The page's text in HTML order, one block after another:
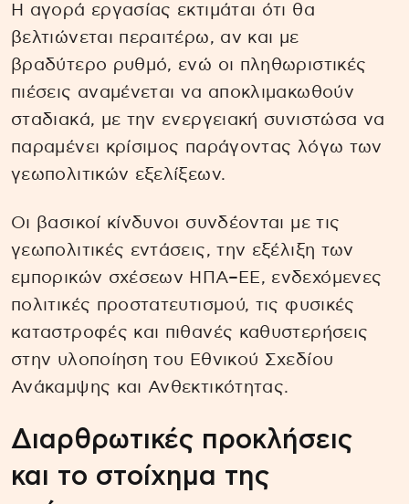
Η αγορά εργασίας εκτιμάται ότι θα
βελτιώνεται περαιτέρω, αν και με
βραδύτερο ρυθμό, ενώ οι πληθωριστικές
πιέσεις αναμένεται να αποκλιμακωθούν
σταδιακά, με την ενεργειακή συνιστώσα να
παραμένει κρίσιμος παράγοντας λόγω των
γεωπολιτικών εξελίξεων.
Οι βασικοί κίνδυνοι συνδέονται με τις
γεωπολιτικές εντάσεις, την εξέλιξη των
εμπορικών σχέσεων ΗΠΑ–ΕΕ, ενδεχόμενες
πολιτικές προστατευτισμού, τις φυσικές
καταστροφές και πιθανές καθυστερήσεις
στην υλοποίηση του Εθνικού Σχεδίου
Ανάκαμψης και Ανθεκτικότητας.
Διαρθρωτικές προκλήσεις
και το στοίχημα της